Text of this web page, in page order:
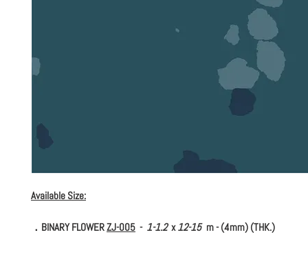
Available Size:
．BINARY FLOWERZJ-005 - 1-1.2x12-15m - (4mm) (THK.)